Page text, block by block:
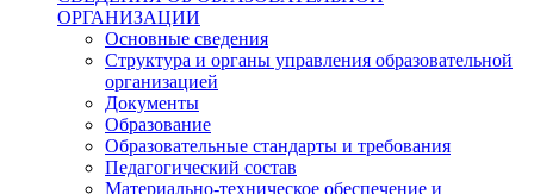
ОРГАНИЗАЦИИ
Основные сведения
Структура и органы управления образовательной
организацией
Документы
Образование
Образовательные стандарты и требования
Педагогический состав
Материально-техническое обеспечение и